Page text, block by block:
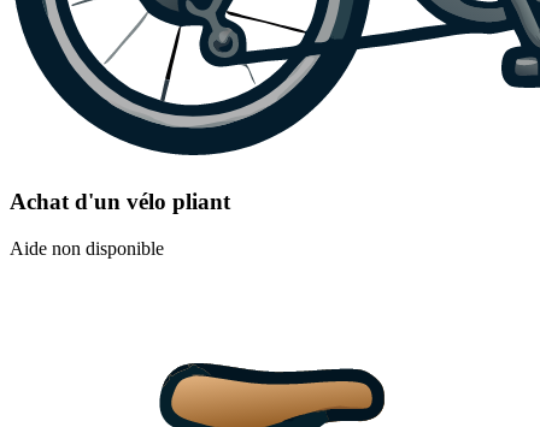
Achat d'un vélo pliant
Aide non disponible